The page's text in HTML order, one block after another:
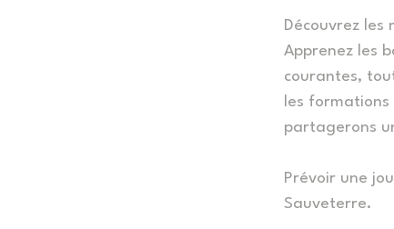
Découvrez
Apprenez les
courantes,
les
partagerons
Prévoir une
Sauveterre.